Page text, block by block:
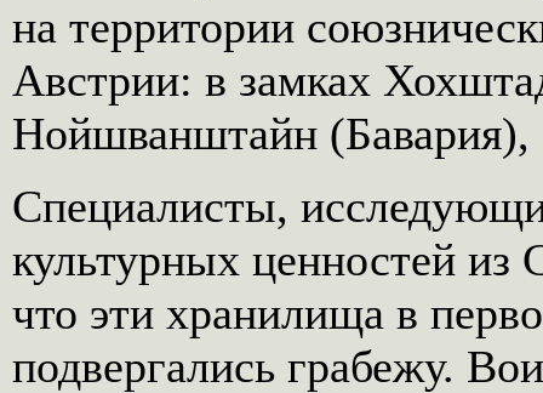
на территории
Австрии: в замках
Нойшванштайн (Бавария),
Специалисты,
культурных ценностей из
что эти хранилища в
подвергались грабежу.